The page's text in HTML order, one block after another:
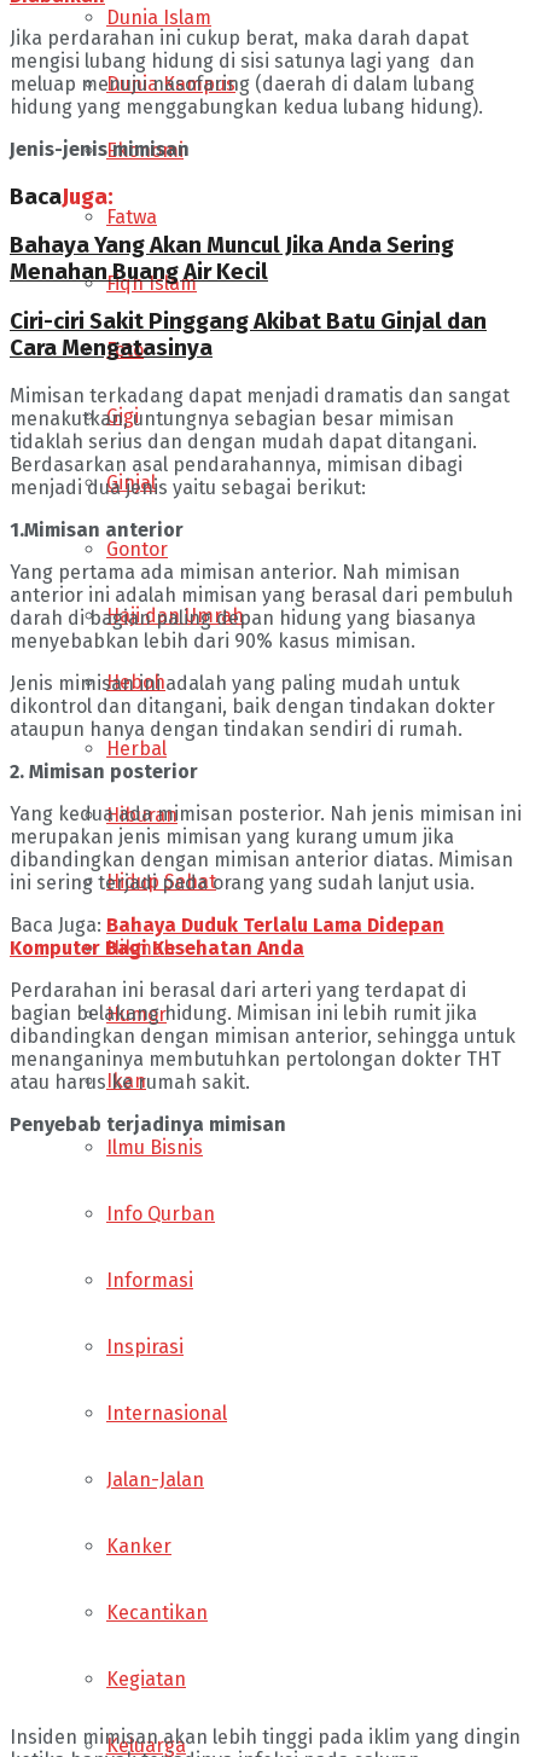
Dunia Islam
Dunia Kampus
Ekonomi
Fatwa
Fiqh Islam
Foto
Gigi
Ginjal
Gontor
Haji dan Umrah
Heboh
Herbal
Hiburan
Hidup Sehat
Hikmah
Humor
Ikan
Ilmu Bisnis
Info Qurban
Informasi
Inspirasi
Internasional
Jalan-Jalan
Kanker
Kecantikan
Kegiatan
Keluarga
Jika perdarahan ini cukup berat, maka darah dapat
mengisi lubang hidung di sisi satunya lagi yang dan
meluap menuju nasofaring (daerah di dalam lubang
hidung yang menggabungkan kedua lubang hidung).
Jenis-jenis mimisan
BacaJuga:
Bahaya Yang Akan Muncul Jika Anda Sering
Menahan Buang Air Kecil
Ciri-ciri Sakit Pinggang Akibat Batu Ginjal dan
Cara Mengatasinya
Mimisan terkadang dapat menjadi dramatis dan sangat
menakutkan, untungnya sebagian besar mimisan
tidaklah serius dan dengan mudah dapat ditangani.
Berdasarkan asal pendarahannya, mimisan dibagi
menjadi dua jenis yaitu sebagai berikut:
1.Mimisan anterior
Yang pertama ada mimisan anterior. Nah mimisan
anterior ini adalah mimisan yang berasal dari pembuluh
darah di bagian paling depan hidung yang biasanya
menyebabkan lebih dari 90% kasus mimisan.
Jenis mimisan ini adalah yang paling mudah untuk
dikontrol dan ditangani, baik dengan tindakan dokter
ataupun hanya dengan tindakan sendiri di rumah.
2. Mimisan posterior
Yang kedua ada mimisan posterior. Nah jenis mimisan ini
merupakan jenis mimisan yang kurang umum jika
dibandingkan dengan mimisan anterior diatas. Mimisan
ini sering terjadi pada orang yang sudah lanjut usia.
Baca Juga: Bahaya Duduk Terlalu Lama Didepan
Komputer Bagi Kesehatan Anda
Perdarahan ini berasal dari arteri yang terdapat di
bagian belakang hidung. Mimisan ini lebih rumit jika
dibandingkan dengan mimisan anterior, sehingga untuk
menanganinya membutuhkan pertolongan dokter THT
atau harus ke rumah sakit.
Penyebab terjadinya mimisan
Insiden mimisan akan lebih tinggi pada iklim yang dingin